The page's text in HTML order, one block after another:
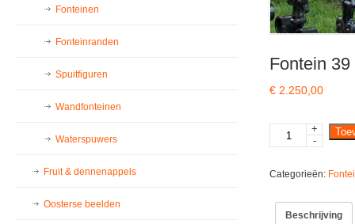
Fontein
€ 2.250,00
Fontein
39
102
aantal
+
-
Categorieën:
Beschrijving
Fonteinen
Fonteinranden
Spuitfiguren
Wandfonteinen
Waterspuwers
Fruit & dennenappels
Oosterse beelden